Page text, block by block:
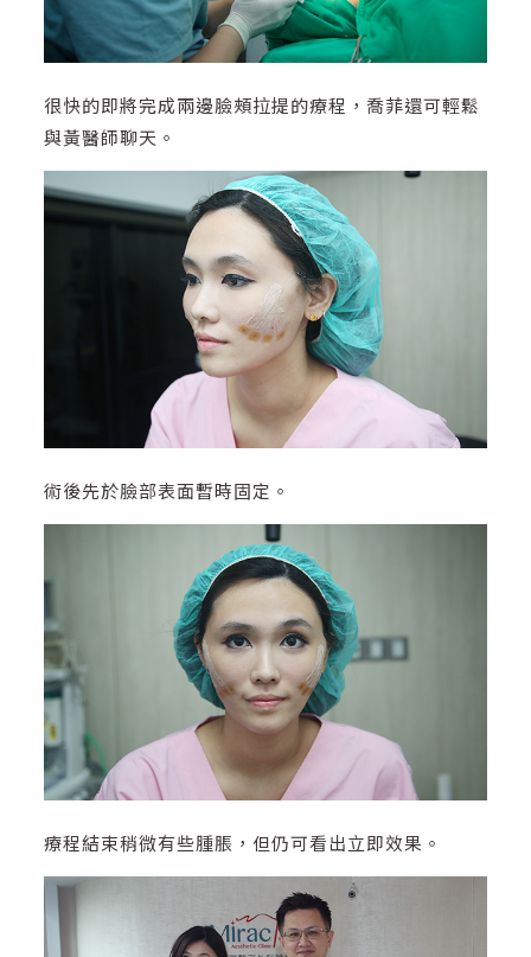
很快的即將完成兩邊臉頰拉提的療程，喬菲還可輕鬆
與黃醫師聊天。
術後先於臉部表面暫時固定。
療程結束稍微有些腫脹，但仍可看出立即效果。